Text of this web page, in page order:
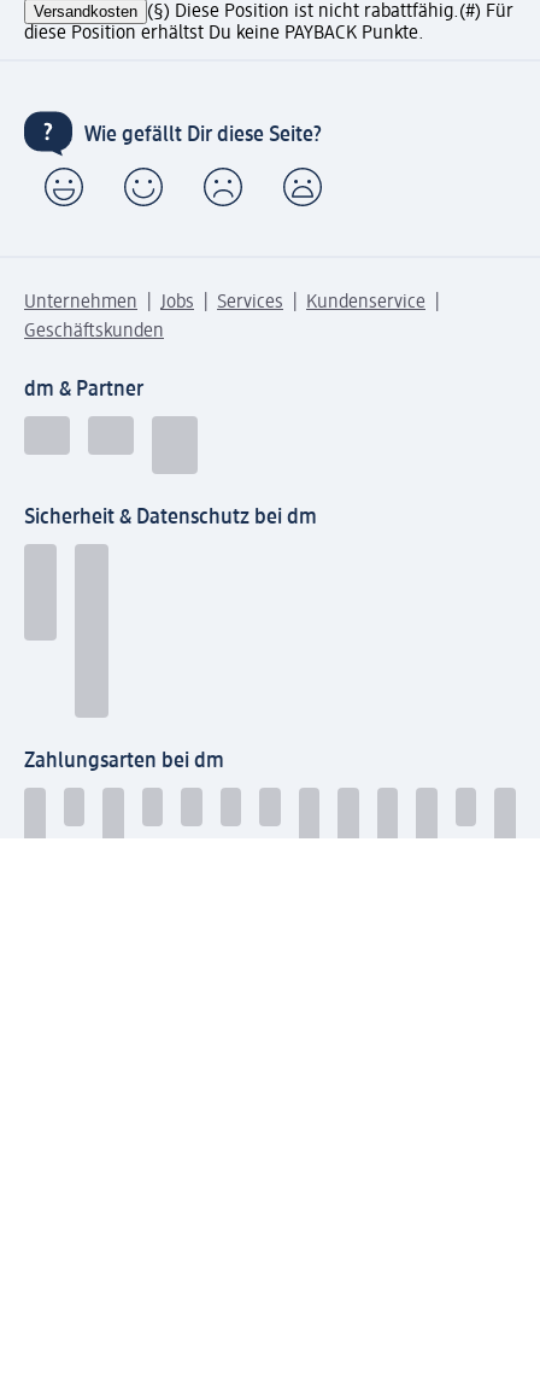
Versandkosten (§) Diese Position ist nicht rabattfähig.(#) Für
diese Position erhältst Du keine PAYBACK Punkte.
Wie gefällt Dir diese Seite?
Unternehmen Jobs Services
Kundenservice
Geschäftskunden
dm & Partner
Sicherheit & Datenschutz bei dm
Zahlungsarten bei dm